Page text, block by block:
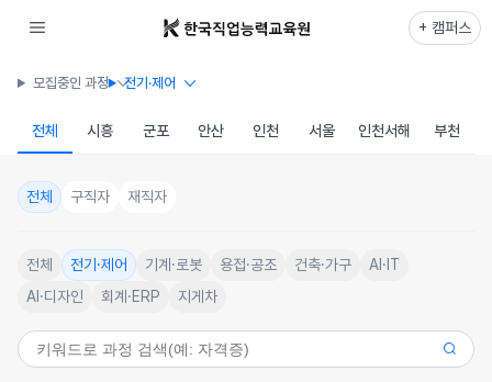
+ 캠퍼스
모집중인 과정 전기·제어
전체 시흥 군포 안산 인천 서울 인천서해 부천
전체 구직자 재직자
전체 전기·제어 기계·로봇 용접·공조 건축·가구
AI·IT
AI·디자인
회계·ERP 지게차